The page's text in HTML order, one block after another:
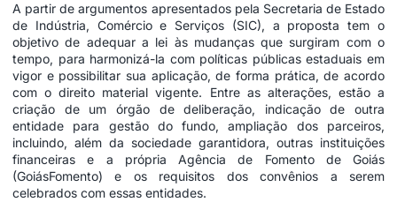
A partir de argumentos apresentados pela Secretaria de Estado
de Indústria, Comércio e Serviços (SIC), a proposta tem o
objetivo de adequar a lei às mudanças que surgiram com o
tempo, para harmonizá-la com políticas públicas estaduais em
vigor e possibilitar sua aplicação, de forma prática, de acordo
com o direito material vigente. Entre as alterações, estão a
criação de um órgão de deliberação, indicação de outra
entidade para gestão do fundo, ampliação dos parceiros,
incluindo, além da sociedade garantidora, outras instituições
financeiras e a própria Agência de Fomento de Goiás
(GoiásFomento) e os requisitos dos convênios a serem
celebrados com essas entidades.